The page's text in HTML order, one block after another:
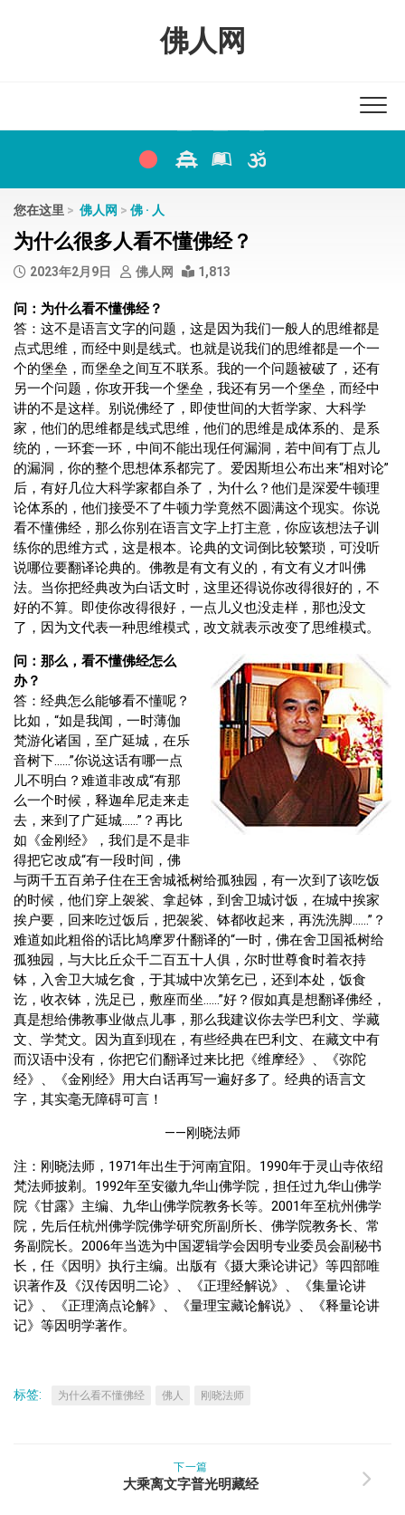
佛人网
您在这里 > 佛人网 > 佛 · 人
为什么很多人看不懂佛经？
2023年2月9日 佛人网 1,813
问：为什么看不懂佛经？
答：这不是语言文字的问题，这是因为我们一般人的思维都是
点式思维，而经中则是线式。也就是说我们的思维都是一个一
个的堡垒，而堡垒之间互不联系。我的一个问题被破了，还有
另一个问题，你攻开我一个堡垒，我还有另一个堡垒，而经中
讲的不是这样。别说佛经了，即使世间的大哲学家、大科学
家，他们的思维都是线式思维，他们的思维是成体系的、是系
统的，一环套一环，中间不能出现任何漏洞，若中间有丁点儿
的漏洞，你的整个思想体系都完了。爱因斯坦公布出来“相对论”
后，有好几位大科学家都自杀了，为什么？他们是深爱牛顿理
论体系的，他们接受不了牛顿力学竟然不圆满这个现实。你说
看不懂佛经，那么你别在语言文字上打主意，你应该想法子训
练你的思维方式，这是根本。论典的文词倒比较繁琐，可没听
说哪位要翻译论典的。佛教是有文有义的，有文有义才叫佛
法。当你把经典改为白话文时，这里还得说你改得很好的，不
好的不算。即使你改得很好，一点儿义也没走样，那也没文
了，因为文代表一种思维模式，改文就表示改变了思维模式。
问：那么，看不懂佛经怎么
办？
答：经典怎么能够看不懂呢？
比如，“如是我闻，一时薄伽
梵游化诸国，至广延城，在乐
音树下……”你说这话有哪一点
儿不明白？难道非改成“有那
么一个时候，释迦牟尼走来走
去，来到了广延城……”？再比
如《金刚经》，我们是不是非
得把它改成“有一段时间，佛
与两千五百弟子住在王舍城祗树给孤独园，有一次到了该吃饭
的时候，他们穿上袈裟、拿起钵，到舍卫城讨饭，在城中挨家
挨户要，回来吃过饭后，把袈裟、钵都收起来，再洗洗脚……”？
难道如此粗俗的话比鸠摩罗什翻译的“一时，佛在舍卫国祗树给
孤独园，与大比丘众千二百五十人俱，尔时世尊食时着衣持
钵，入舍卫大城乞食，于其城中次第乞已，还到本处，饭食
讫，收衣钵，洗足已，敷座而坐……”好？假如真是想翻译佛经，
真是想给佛教事业做点儿事，那么我建议你去学巴利文、学藏
文、学梵文。因为直到现在，有些经典在巴利文、在藏文中有
而汉语中没有，你把它们翻译过来比把《维摩经》、《弥陀
经》、《金刚经》用大白话再写一遍好多了。经典的语言文
字，其实毫无障碍可言！
——刚晓法师
注：刚晓法师，1971年出生于河南宜阳。1990年于灵山寺依绍
梵法师披剃。1992年至安徽九华山佛学院，担任过九华山佛学
院《甘露》主编、九华山佛学院教务长等。2001年至杭州佛学
院，先后任杭州佛学院佛学研究所副所长、佛学院教务长、常
务副院长。2006年当选为中国逻辑学会因明专业委员会副秘书
长，任《因明》执行主编。出版有《摄大乘论讲记》等四部唯
识著作及《汉传因明二论》、《正理经解说》、《集量论讲
记》、《正理滴点论解》、《量理宝藏论解说》、《释量论讲
记》等因明学著作。
标签: 为什么看不懂佛经 佛人 刚晓法师
下一篇
大乘离文字普光明藏经